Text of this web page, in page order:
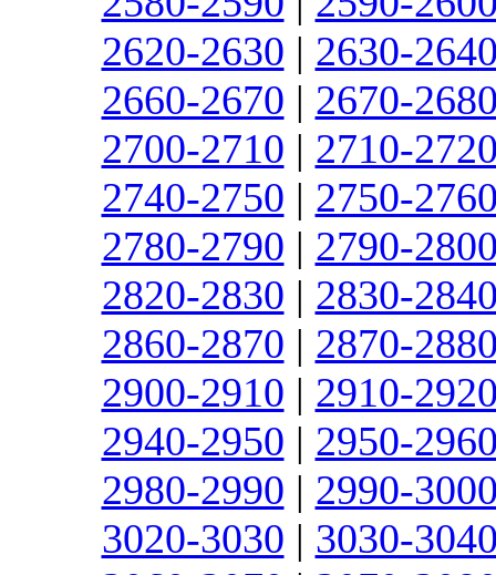
2620-2630 | 2630-
2660-2670 | 2670-
2700-2710 | 2710-
2740-2750 | 2750-
2780-2790 | 2790-
2820-2830 | 2830-
2860-2870 | 2870-
2900-2910 | 2910-
2940-2950 | 2950-
2980-2990 | 2990-
3020-3030 | 3030-